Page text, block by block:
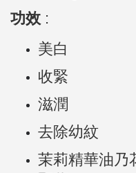
功效 :
美白
收緊
滋潤
去除幼紋
茉莉精華油乃